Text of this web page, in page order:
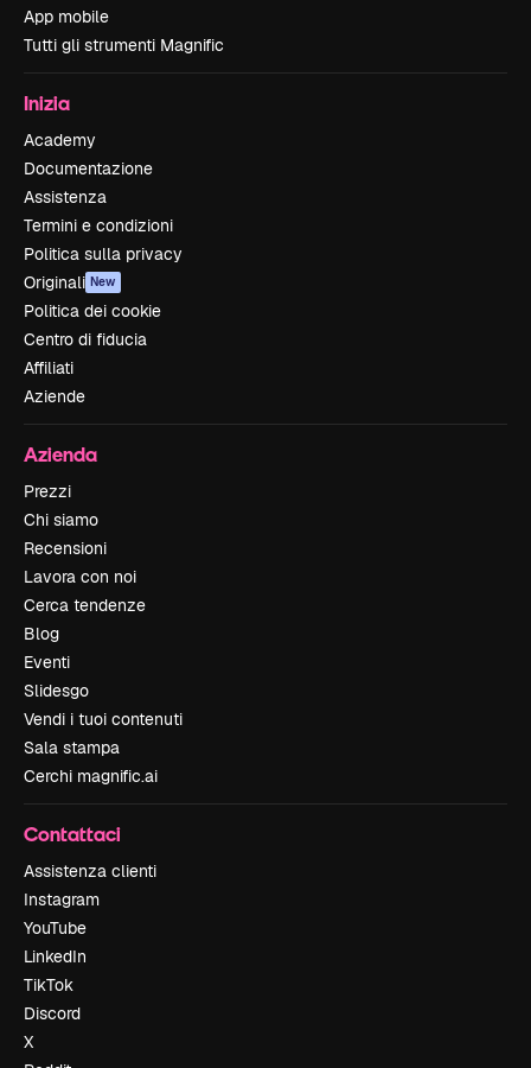
App mobile
Tutti gli strumenti Magnific
Inizia
Academy
Documentazione
Assistenza
Termini e condizioni
Politica sulla privacy
Originali New
Politica dei cookie
Centro di fiducia
Affiliati
Aziende
Azienda
Prezzi
Chi siamo
Recensioni
Lavora con noi
Cerca tendenze
Blog
Eventi
Slidesgo
Vendi i tuoi contenuti
Sala stampa
Cerchi magnific.ai
Contattaci
Assistenza clienti
Instagram
YouTube
LinkedIn
TikTok
Discord
X